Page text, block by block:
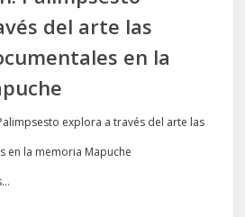
del arte las
en la
explora a través del arte las
en la memoria Mapuche